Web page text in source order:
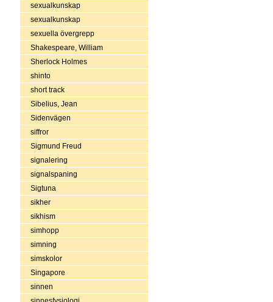
sexualkunskap
sexualkunskap
sexuella övergrepp
Shakespeare, William
Sherlock Holmes
shinto
short track
Sibelius, Jean
Sidenvägen
siffror
Sigmund Freud
signalering
signalspaning
Sigtuna
sikher
sikhism
simhopp
simning
simskolor
Singapore
sinnen